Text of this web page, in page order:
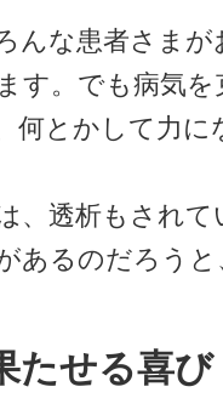
んな患者さま
す。でも病気
何とかして力
、透析もされ
あるのだろう
たせる喜び